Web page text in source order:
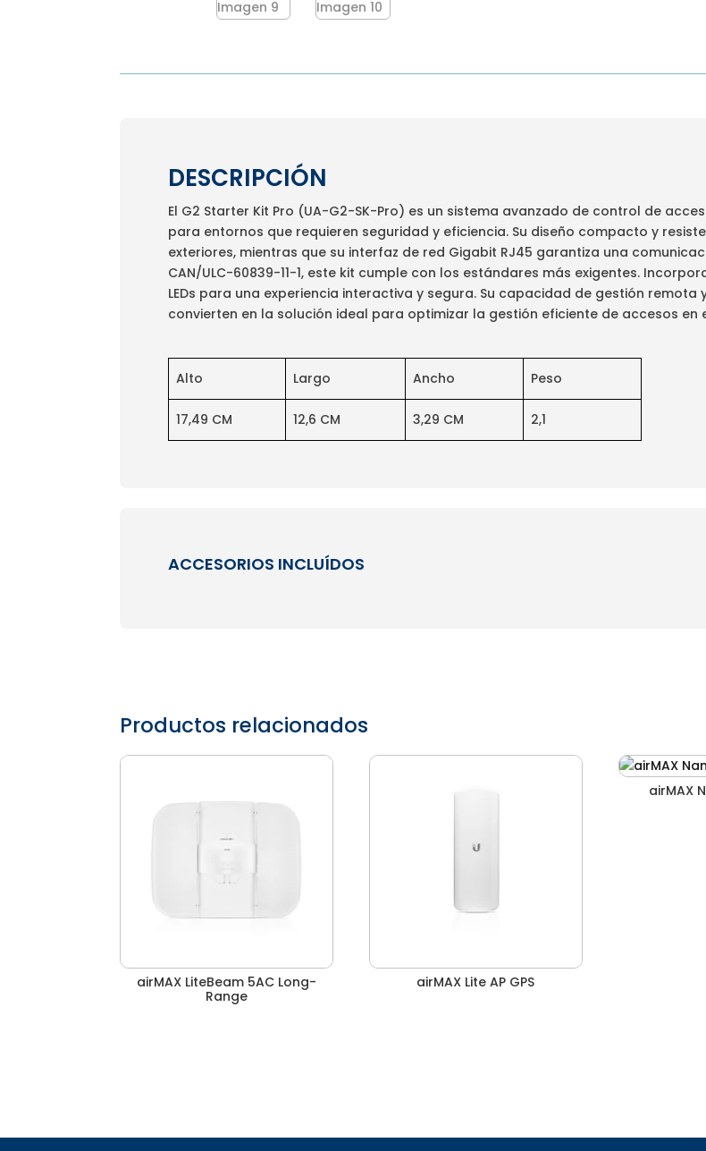
DESCRIPCIÓN
El G2 Starter Kit Pro (UA-G2-SK-Pro) es un sistema avanzado de control de
para entornos que requieren seguridad y eficiencia. Su diseño compacto y
exteriores, mientras que su interfaz de red Gigabit RJ45 garantiza una
CAN/ULC-60839-11-1, este kit cumple con los estándares más exigentes.
LEDs para una experiencia interactiva y segura. Su capacidad de gestión
convierten en la solución ideal para optimizar la gestión eficiente de accesos en
Alto Largo Ancho Peso
17,49 CM 12,6 CM 3,29 CM 2,1
ACCESORIOS INCLUÍDOS
Productos relacionados
airMAX LiteBeam 5AC Long-
Range
airMAX Lite AP GPS
airMAX